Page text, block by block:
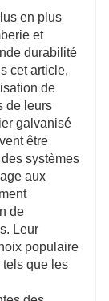
être
temps.
est
leur
résistants à
et
une
exposés à
et de
en plus
et
durabilité
cet article,
de
de leurs
galvanisé
être
systèmes
aux
de
Leur
populaire
tels que les